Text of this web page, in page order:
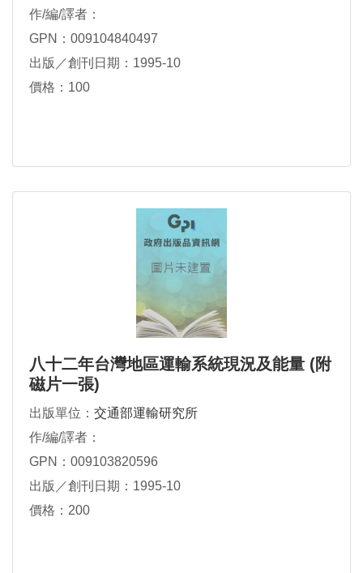
作/編/譯者：
GPN：009104840497
出版／創刊日期：1995-10
價格：100
八十二年台灣地區運輸系統現況及能量 (附
磁片一張)
出版單位： 交通部運輸研究所
作/編/譯者：
GPN：009103820596
出版／創刊日期：1995-10
價格：200